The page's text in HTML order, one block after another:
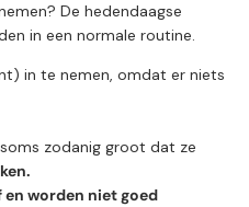
De hedendaagse
in een normale routine.
in te nemen, omdat er niets
zodanig groot dat ze
worden niet goed